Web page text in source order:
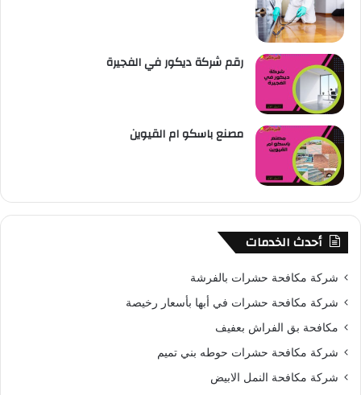
رقم شركة ديكور في الفجيرة
مصنع باسكو ام القيوين
أحدث الخدمات
شركة مكافحة حشرات بالفرشة
شركة مكافحة حشرات في أبها بأسعار رخيصة
مكافحة بق الفراش بعفيف
شركة مكافحة حشرات حوطه بني تميم
شركة مكافحة النمل الابيض